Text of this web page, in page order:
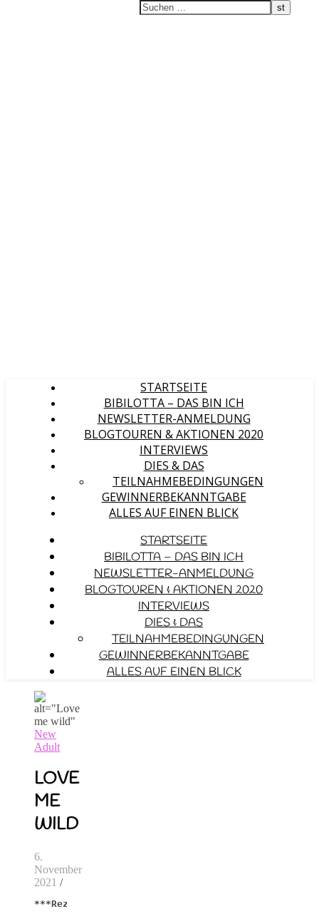
STARTSEITE
BIBILOTTA – DAS BIN ICH
NEWSLETTER-ANMELDUNG
BLOGTOUREN & AKTIONEN 2020
INTERVIEWS
DIES & DAS
TEILNAHMEBEDINGUNGEN
GEWINNERBEKANNTGABE
ALLES AUF EINEN BLICK
STARTSEITE
BIBILOTTA – DAS BIN ICH
NEWSLETTER-ANMELDUNG
BLOGTOUREN & AKTIONEN 2020
INTERVIEWS
DIES & DAS
TEILNAHMEBEDINGUNGEN
GEWINNERBEKANNTGABE
ALLES AUF EINEN BLICK
New
Adult
LOVE
ME
WILD
6.
November
2021 /
***Rezensionsexemplar***